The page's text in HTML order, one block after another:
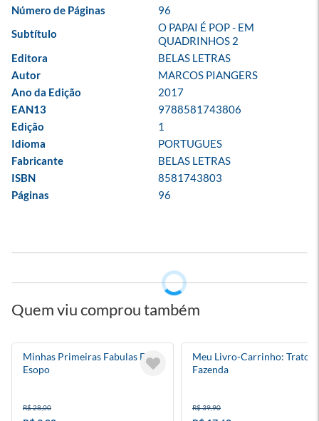
Número de Páginas
96
Subtítulo
O PAPAI É POP - EM
QUADRINHOS 2
Editora
BELAS LETRAS
Autor
MARCOS PIANGERS
Ano da Edição
2017
EAN13
9788581743806
Edição
1
Idioma
PORTUGUES
Fabricante
BELAS LETRAS
ISBN
8581743803
Páginas
96
Quem viu comprou também
Minhas Primeiras Fabulas De
Esopo
R$ 28,00
Meu Livro-Carrinho: Trator
Fazenda
R$ 39,90